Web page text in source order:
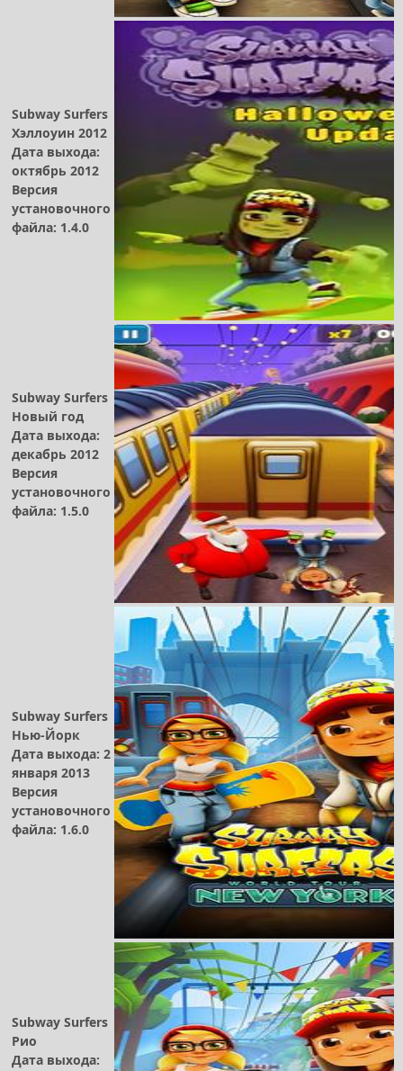
Subway Surfers
Хэллоуин 2012
Дата выхода:
октябрь 2012
Версия
установочного
файла: 1.4.0
Subway Surfers
Новый год
Дата выхода:
декабрь 2012
Версия
установочного
файла: 1.5.0
Subway Surfers
Нью-Йорк
Дата выхода: 2
января 2013
Версия
установочного
файла: 1.6.0
Subway Surfers
Рио
Дата выхода: